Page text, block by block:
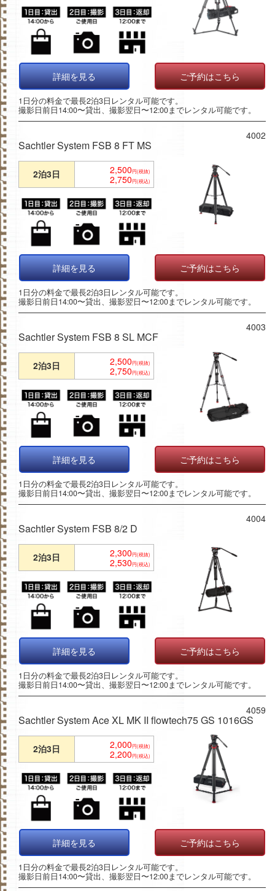
詳細を見る ご予約はこちら
1日分の料金で最長2泊3日レンタル可能です。
撮影日前日14:00〜貸出、撮影翌日〜12:00までレンタル可能です。
Sachtler System FSB 8 FT MS
4002
2泊3日 2,500円(税抜)
2,750円(税込)
詳細を見る ご予約はこちら
1日分の料金で最長2泊3日レンタル可能です。
撮影日前日14:00〜貸出、撮影翌日〜12:00までレンタル可能です。
Sachtler System FSB 8 SL MCF
4003
2泊3日 2,500円(税抜)
2,750円(税込)
詳細を見る ご予約はこちら
1日分の料金で最長2泊3日レンタル可能です。
撮影日前日14:00〜貸出、撮影翌日〜12:00までレンタル可能です。
Sachtler System FSB 8/2 D
4004
2泊3日 2,300円(税抜)
2,530円(税込)
詳細を見る ご予約はこちら
1日分の料金で最長2泊3日レンタル可能です。
撮影日前日14:00〜貸出、撮影翌日〜12:00までレンタル可能です。
Sachtler System Ace XL MK II flowtech75 GS 1016GS
4059
2泊3日 2,000円(税抜)
2,200円(税込)
詳細を見る ご予約はこちら
1日分の料金で最長2泊3日レンタル可能です。
撮影日前日14:00〜貸出、撮影翌日〜12:00までレンタル可能です。